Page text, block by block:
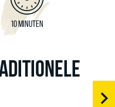
10 MINUTEN